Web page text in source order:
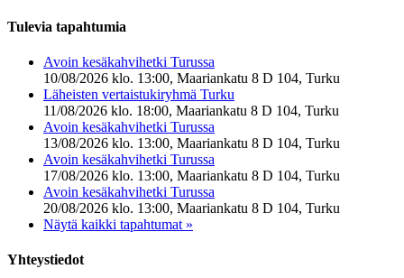
Tulevia tapahtumia
Avoin kesäkahvihetki Turussa
10/08/2026 klo. 13:00, Maariankatu 8 D 104, Turku
Läheisten vertaistukiryhmä Turku
11/08/2026 klo. 18:00, Maariankatu 8 D 104, Turku
Avoin kesäkahvihetki Turussa
13/08/2026 klo. 13:00, Maariankatu 8 D 104, Turku
Avoin kesäkahvihetki Turussa
17/08/2026 klo. 13:00, Maariankatu 8 D 104, Turku
Avoin kesäkahvihetki Turussa
20/08/2026 klo. 13:00, Maariankatu 8 D 104, Turku
Näytä kaikki tapahtumat »
Yhteystiedot